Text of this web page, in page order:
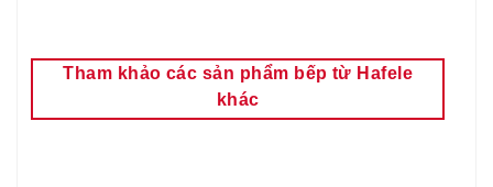
Tham khảo các sản phẩm bếp từ Hafele
khác